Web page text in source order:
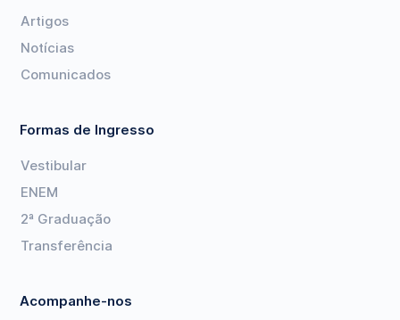
Artigos
Notícias
Comunicados
Formas de Ingresso
Vestibular
ENEM
2ª Graduação
Transferência
Acompanhe-nos